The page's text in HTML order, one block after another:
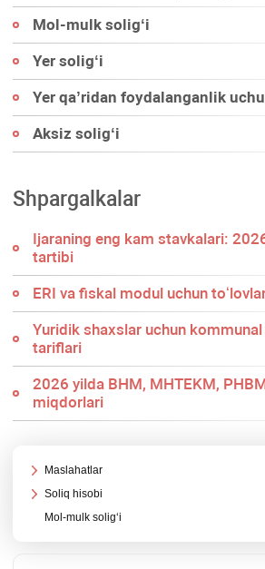
Mol-mulk soligʻi
Yer soligʻi
Yer qa’ridan foydalanganlik
Aksiz soligʻi
Shpargalkalar
Ijaraning eng kam stavkalari:
tartibi
ERI va fiskal modul uchun
Yuridik shaхslar uchun
tariflari
2026 yilda BHM, MHTEKM,
miqdorlari
Maslahatlar
Soliq hisobi
Mol-mulk soligʻi